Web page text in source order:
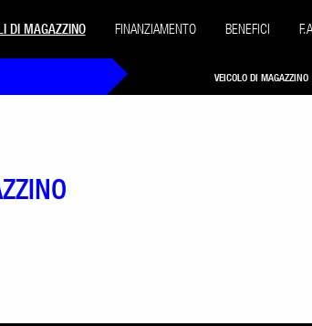
DI MAGAZZINO FINANZIAMENTO BENEFICI
VEICOLO DI MAGAZZINO